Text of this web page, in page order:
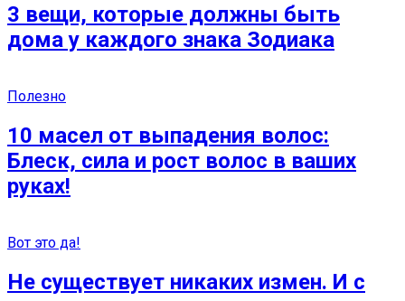
3 вещи, которые должны быть
дома у каждого знака Зодиака
Полезно
10 масел от выпадения волос:
Блеск, сила и рост волос в ваших
руках!
Вот это да!
Не существует никаких измен. И с